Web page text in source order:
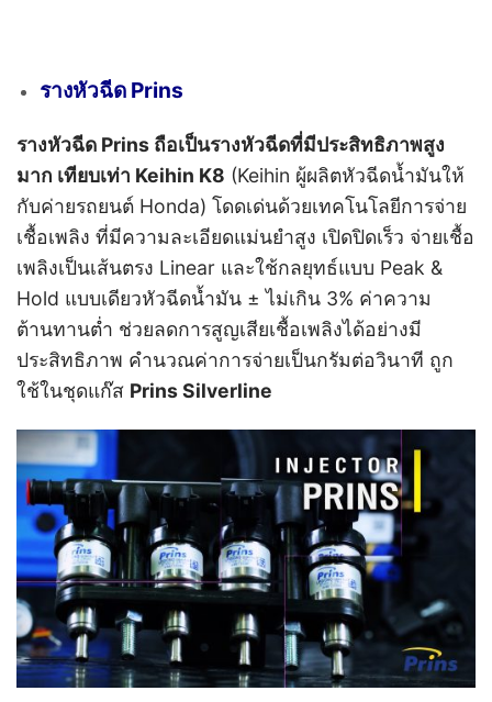
รางหัวฉีด Prins
รางหัวฉีด Prins ถือเป็นรางหัวฉีดที่มีประสิทธิภาพสูง
มาก เทียบเท่า Keihin K8 (Keihin ผู้ผลิตหัวฉีดน้ำมันให้
กับค่ายรถยนต์ Honda) โดดเด่นด้วยเทคโนโลยีการจ่าย
เชื้อเพลิง ที่มีความละเอียดแม่นยำสูง เปิดปิดเร็ว จ่ายเชื้อ
เพลิงเป็นเส้นตรง Linear และใช้กลยุทธ์แบบ Peak &
Hold แบบเดียวหัวฉีดน้ำมัน ± ไม่เกิน 3% ค่าความ
ต้านทานต่ำ ช่วยลดการสูญเสียเชื้อเพลิงได้อย่างมี
ประสิทธิภาพ คำนวณค่าการจ่ายเป็นกรัมต่อวินาที ถูก
ใช้ในชุดแก๊ส Prins Silverline